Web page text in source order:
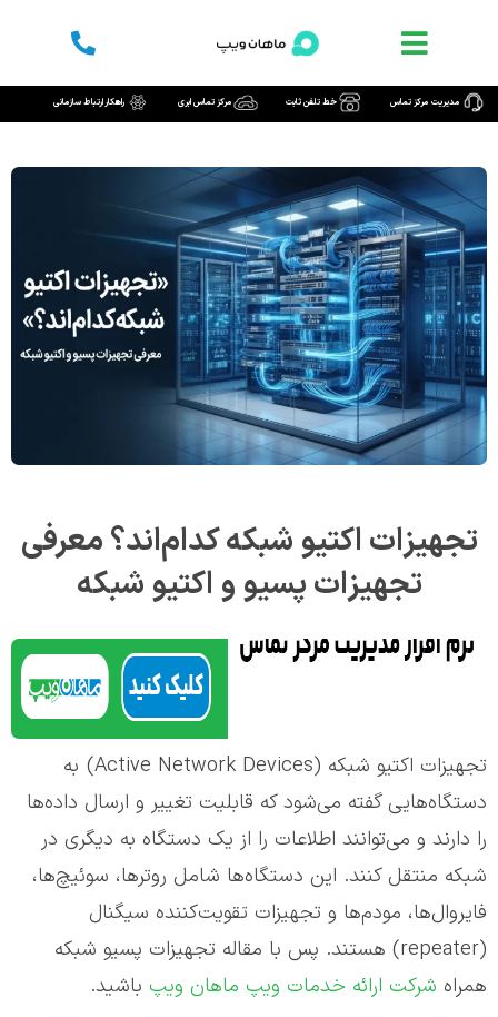
محتوامدیریت مرکز تماس خط تلفن ثابت مرکز تماس ابری راهکار ارتباط سازمانی
تجهیزات اکتیو شبکه کدام‌اند؟ معرفی
تجهیزات پسیو و اکتیو شبکه
تجهیزات اکتیو شبکه (Active Network Devices) به
دستگاه‌هایی گفته می‌شود که قابلیت تغییر و ارسال داده‌ها
را دارند و می‌توانند اطلاعات را از یک دستگاه به دیگری در
شبکه منتقل کنند. این دستگاه‌ها شامل روتر‌ها، سوئیچ‌ها،
فایروال‌ها، مودم‌ها و تجهیزات تقویت‌کننده سیگنال
(repeater) هستند. پس با مقاله تجهیزات پسیو شبکه
همراه شرکت ارائه خدمات ویپ ماهان ویپ باشید.